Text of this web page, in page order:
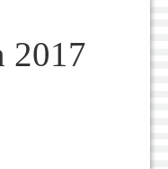
2017